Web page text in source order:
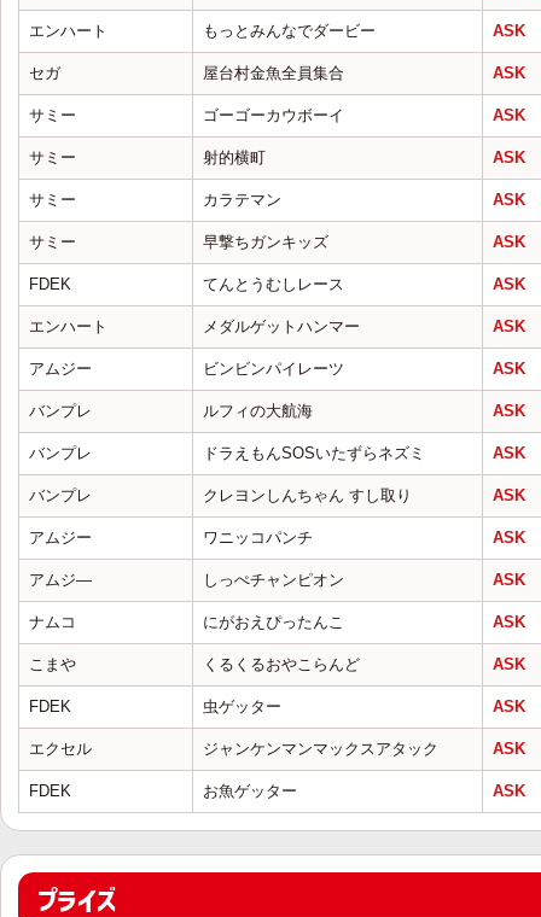
エンハート もっとみんなでダービー ASK
セガ 屋台村金魚全員集合 ASK
サミー ゴーゴーカウボーイ ASK
サミー 射的横町 ASK
サミー カラテマン ASK
サミー 早撃ちガンキッズ ASK
FDEK てんとうむしレース ASK
エンハート メダルゲットハンマー ASK
アムジー ビンビンパイレーツ ASK
バンプレ ルフィの大航海 ASK
バンプレ ドラえもんSOSいたずらネズミ ASK
バンプレ クレヨンしんちゃん すし取り ASK
アムジー ワニッコパンチ ASK
アムジ― しっぺチャンピオン ASK
ナムコ にがおえぴったんこ ASK
こまや くるくるおやこらんど ASK
FDEK 虫ゲッター ASK
エクセル ジャンケンマンマックスアタック ASK
FDEK お魚ゲッター ASK
プライズ